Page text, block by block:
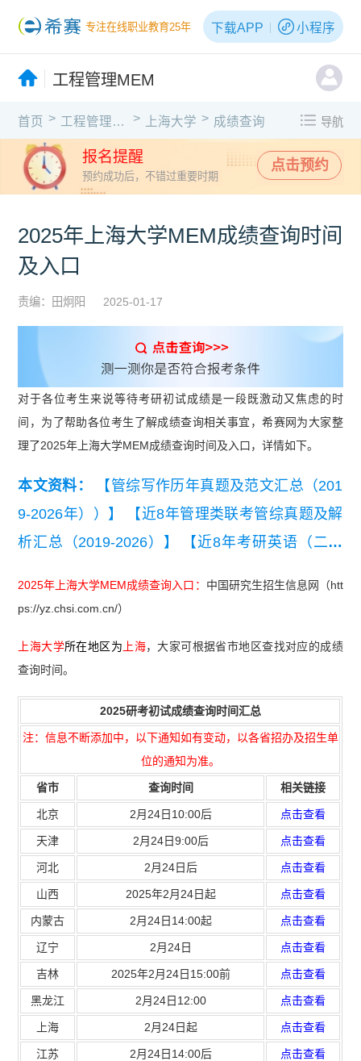
专注在线职业教育25年 下载APP 小程序
工程管理MEM
首页 > 工程管理MEM > 上海大学 > 成绩查询 导航
报名提醒
预约成功后，不错过重要时期
点击预约
2025年上海大学MEM成绩查询时间
及入口
责编：田炯阳 2025-01-17
对于各位考生来说等待考研初试成绩是一段既激动又焦虑的时
间，为了帮助各位考生了解成绩查询相关事宜，希赛网为大家整
理了2025年上海大学MEM成绩查询时间及入口，详情如下。
本文资料：
【管综写作历年真题及范文汇总（201
9-2026年））】
【近8年管理类联考管综真题及解
析汇总（2019-2026）】
【近8年考研英语（二）
类联考综合能力真题及答案【完整版】】
2025年上海大学MEM成绩查询入口： 中国研究生招生信息网（htt
ps://yz.chsi.com.cn/）
上海大学所在地区为 上海，大家可根据省市地区查找对应的成绩
查询时间。
2025研考初试成绩查询时间汇总
注：信息不断添加中，以下通知如有变动，以各省招办及招生单
位的通知为准。
省市 查询时间 相关链接
北京 2月24日10:00后 点击查看
天津 2月24日9:00后 点击查看
河北 2月24日后 点击查看
山西 2025年2月24日起 点击查看
内蒙古 2月24日14:00起 点击查看
辽宁 2月24日 点击查看
吉林 2025年2月24日15:00前 点击查看
黑龙江 2月24日12:00 点击查看
上海 2月24日起 点击查看
江苏 2月24日14:00后 点击查看